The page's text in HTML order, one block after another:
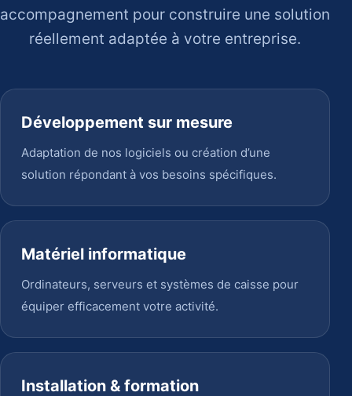
accompagnement pour construire une solution
réellement adaptée à votre entreprise.
Développement sur mesure
Adaptation de nos logiciels ou création d’une
solution répondant à vos besoins spécifiques.
Matériel informatique
Ordinateurs, serveurs et systèmes de caisse pour
équiper efficacement votre activité.
Installation & formation